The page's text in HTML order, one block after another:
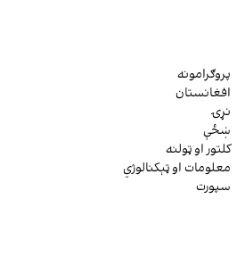
پروګرامونه
افغانستان
نړۍ
ښځې
کلتور او ټولنه
معلومات او ټېکنالوژي
سپورت